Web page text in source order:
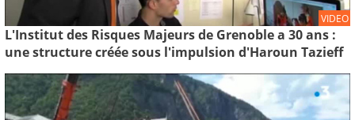
VIDEO
L'Institut des Risques Majeurs de Grenoble a 30 ans :
une structure créée sous l'impulsion d'Haroun Tazieff